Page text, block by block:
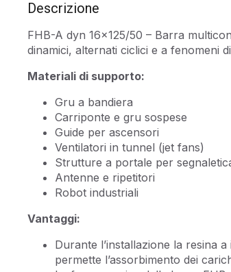
Descrizione
FHB-A dyn 16×125/50 – Barra
dinamici, alternati ciclici e a fenomeni
Materiali di supporto:
Gru a bandiera
Carriponte e gru sospese
Guide per ascensori
Ventilatori in tunnel (jet fans)
Strutture a portale per
Antenne e ripetitori
Robot industriali
Vantaggi:
Durante l’installazione la resina
permette l’assorbimento dei